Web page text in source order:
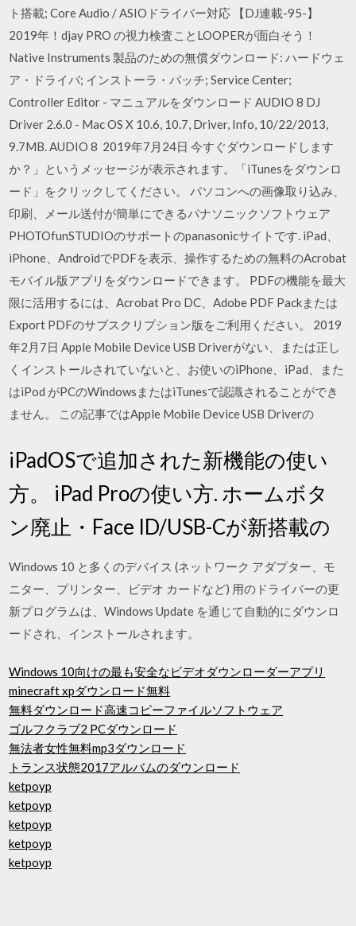
ト搭載; Core Audio / ASIOドライバー対応 【DJ連載-95-】
2019年！djay PRO の視力検査ことLOOPERが面白そう！
Native Instruments 製品のための無償ダウンロード: ハードウェ
ア・ドライバ; インストーラ・パッチ; Service Center;
Controller Editor - マニュアルをダウンロード AUDIO 8 DJ
Driver 2.6.0 - Mac OS X 10.6, 10.7, Driver, Info, 10/22/2013,
9.7MB. AUDIO 8 2019年7月24日 今すぐダウンロードします
か？」というメッセージが表示されます。「iTunesをダウンロ
ード」をクリックしてください。 パソコンへの画像取り込み、
印刷、メール送付が簡単にできるパナソニックソフトウェア
PHOTOfunSTUDIOのサポートのpanasonicサイトです. iPad、
iPhone、AndroidでPDFを表示、操作するための無料のAcrobat
モバイル版アプリをダウンロードできます。 PDFの機能を最大
限に活用するには、Acrobat Pro DC、Adobe PDF Packまたは
Export PDFのサブスクリプション版をご利用ください。 2019
年2月7日 Apple Mobile Device USB Driverがない、または正し
くインストールされていないと、お使いのiPhone、iPad、また
はiPod がPCのWindowsまたはiTunesで認識されることができ
ません。 この記事ではApple Mobile Device USB Driverの
iPadOSで追加された新機能の使い
方。 iPad Proの使い方. ホームボタ
ン廃止・Face ID/USB-Cが新搭載の
Windows 10 と多くのデバイス (ネットワーク アダプター、モ
ニター、プリンター、ビデオ カードなど) 用のドライバーの更
新プログラムは、Windows Update を通じて自動的にダウンロ
ードされ、インストールされます。
Windows 10向けの最も安全なビデオダウンローダーアプリ
minecraft xpダウンロード無料
無料ダウンロード高速コピーファイルソフトウェア
ゴルフクラブ2 PCダウンロード
無法者女性無料mp3ダウンロード
トランス状態2017アルバムのダウンロード
ketpoyp
ketpoyp
ketpoyp
ketpoyp
ketpoyp